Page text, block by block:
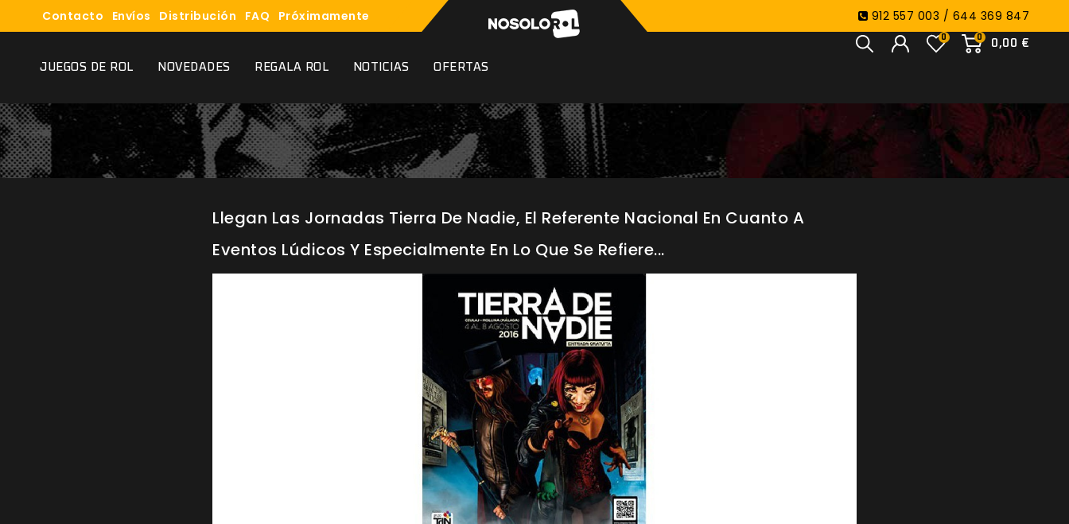
Contacto Envíos Distribución FAQ Próximamente 912 557 003 / 644 369 847
0
0,00 €
0
JUEGOS DE ROL NOVEDADES REGALA ROL NOTICIAS OFERTAS
Llegan Las Jornadas Tierra De Nadie, El Referente Nacional En Cuanto A
Eventos Lúdicos Y Especialmente En Lo Que Se Refiere...